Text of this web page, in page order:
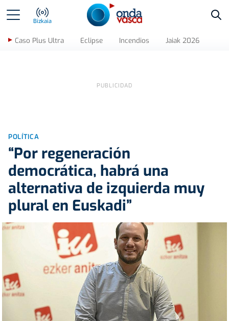
Bizkaia
Caso Plus Ultra Eclipse Incendios Jaiak 2026
POLÍTICA
“Por regeneración
democrática, habrá una
alternativa de izquierda muy
plural en Euskadi”